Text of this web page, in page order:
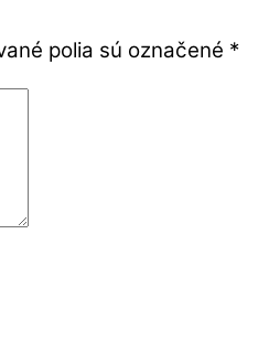
polia sú označené *